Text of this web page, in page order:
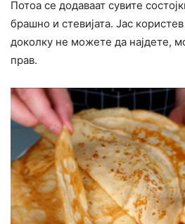
Потоа се додаваат сувите
брашно и стевијата. Јас
доколку не можете да најдете,
прав.